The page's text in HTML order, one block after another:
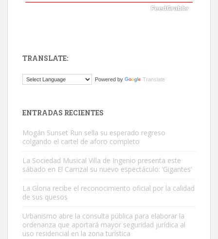
Este gato macho ha aparecido en la calle hace menos de un mes,
Busco adopción responsable para mi perra. Pastor alemán,
Leales.org » Gran Canaria | 6.7.2025
TRANSLATE:
Powered by Translate
ENTRADAS RECIENTES
Mogán Sunset Run sella su esperado regreso
colgando el cartel de aforo completo
La Sociedad Musical Villa de Ingenio presenta este
sábado en El Carrizal su nuevo espectáculo: ‘Gigantes’
La Gloria recibe el reconocimiento oficial por la calidad
de sus quesos
Urbanismo abre la consulta pública para elaborar la
ordenanza que aportará mayor seguridad jurídica al
uso residencial en la zona turística